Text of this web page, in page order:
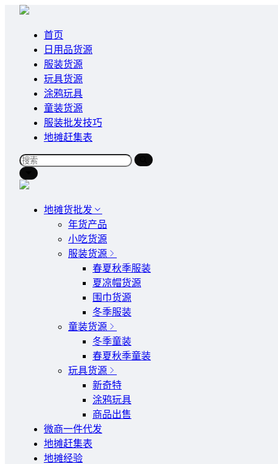
首页
日用品货源
服装货源
玩具货源
涂鸦玩具
童装货源
服装批发技巧
地摊赶集表
地摊货批发
年货产品
小吃货源
服装货源
春夏秋季服装
夏凉帽货源
围巾货源
冬季服装
童装货源
冬季童装
春夏秋季童装
玩具货源
新奇特
涂鸦玩具
商品出售
微商一件代发
地摊赶集表
地摊经验